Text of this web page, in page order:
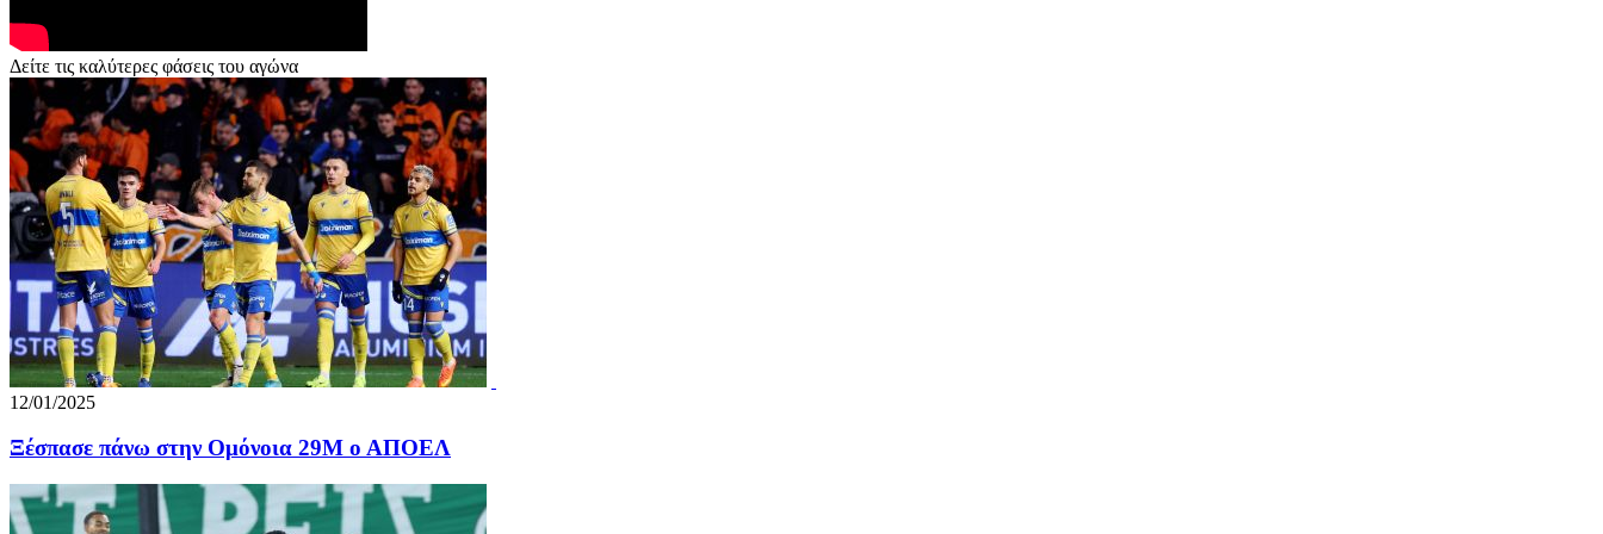
Δείτε τις καλύτερες φάσεις του αγώνα
12/01/2025
Ξέσπασε πάνω στην Ομόνοια 29Μ ο ΑΠΟΕΛ